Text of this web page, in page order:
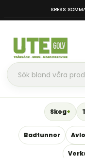
KRESS
Skog
Badtunnor